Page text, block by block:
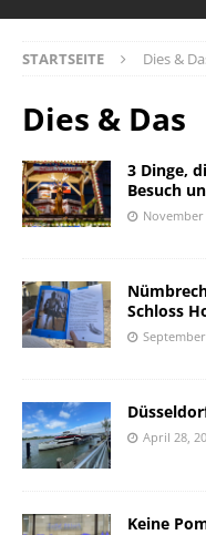
STARTSEITE Dies &
Dies & Das
3 Dinge,
Besuch
November
Schloss
April 28,
Keine